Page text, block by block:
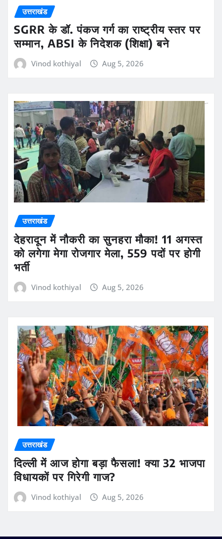
उत्तराखंड
SGRR के डॉ. पंकज गर्ग का राष्ट्रीय स्तर पर
सम्मान, ABSI के निदेशक (शिक्षा) बने
Vinod kothiyal Aug 5, 2026
उत्तराखंड
देहरादून में नौकरी का सुनहरा मौका! 11 अगस्त
को लगेगा मेगा रोजगार मेला, 559 पदों पर होगी
भर्ती
Vinod kothiyal Aug 5, 2026
उत्तराखंड
दिल्ली में आज होगा बड़ा फैसला! क्या 32 भाजपा
विधायकों पर गिरेगी गाज?
Vinod kothiyal Aug 5, 2026